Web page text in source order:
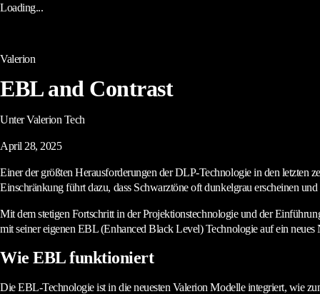
Loading...
Valerion
EBL and Contrast
Unter Valerion Tech
April 28, 2025
Einer der größten Herausforderungen der DLP-Technologie in den
Einschränkung führt dazu, dass Schwarztöne oft dunkelgrau erscheinen
Mit dem stetigen Fortschritt in der Projektionstechnologie und der
mit seiner eigenen EBL (Enhanced Black Level) Technologie auf ein
Wie EBL funktioniert
Die EBL-Technologie ist in die neuesten Valerion Modelle integriert, wie